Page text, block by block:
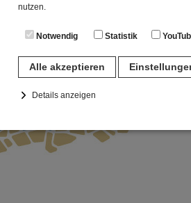
nutzen.
Notwendig Statistik
Alle akzeptieren
Details anzeigen
Diese Cookies sind für den Betrieb der
gespeichert. Lediglich eine anonyme